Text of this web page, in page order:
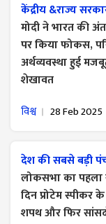
केंद्रीय &राज्य
मोदी ने भारत की
पर किया फोकस,
अर्थव्यवस्था हुई
शेखावत
विश्व 28 Feb 2025
देश की सबसे बड़ी
लोकसभा का
दिन प्रोटेम स्पीकर
शपथ ​और फिर